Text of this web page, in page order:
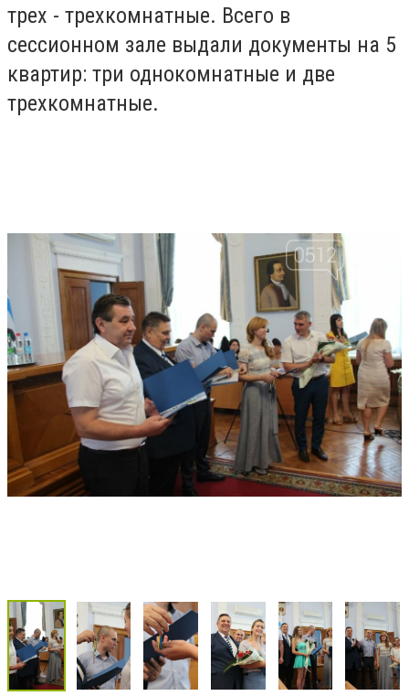
трех - трехкомнатные. Всего в
сессионном зале выдали документы на 5
квартир: три однокомнатные и две
трехкомнатные.